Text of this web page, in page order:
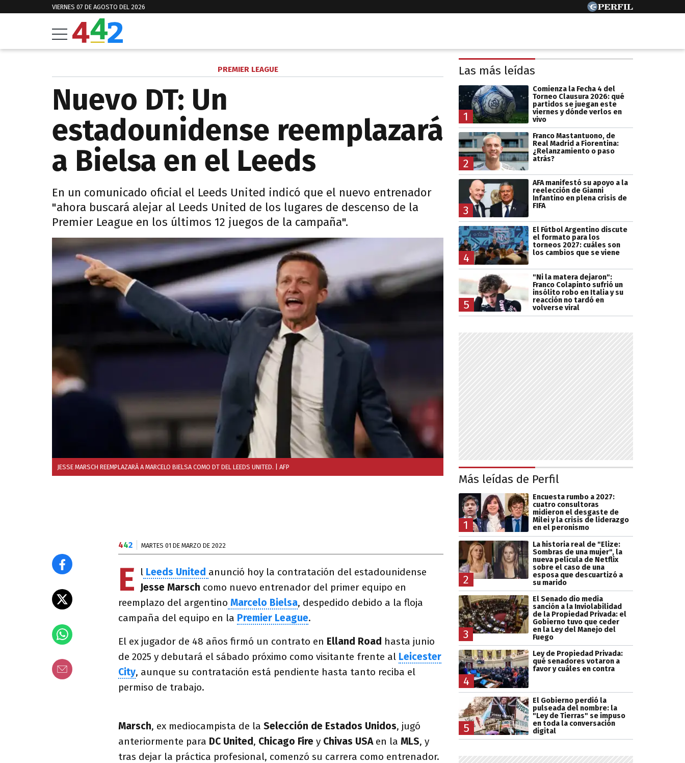
VIERNES 07 DE AGOSTO DEL 2026
PREMIER LEAGUE
Nuevo DT: Un
estadounidense reemplazará
a Bielsa en el Leeds
En un comunicado oficial el Leeds United indicó que el nuevo entrenador
"ahora buscará alejar al Leeds United de los lugares de descenso de la
Premier League en los últimos 12 juegos de la campaña".
JESSE MARSCH REEMPLAZARÁ A MARCELO BIELSA COMO DT DEL LEEDS UNITED. | AFP
442 MARTES 01 DE MARZO DE 2022
E l Leeds United anunció hoy la contratación del estadounidense
Jesse Marsch como nuevo entrenador del primer equipo en
reemplazo del argentino Marcelo Bielsa, despedido debido a la floja
campaña del equipo en la Premier League.
El ex jugador de 48 años firmó un contrato en Elland Road hasta junio
de 2025 y debutará el sábado próximo como visitante frente al Leicester
City, aunque su contratación está pendiente hasta tanto reciba el
permiso de trabajo.
Marsch, ex mediocampista de la Selección de Estados Unidos, jugó
anteriormente para DC United, Chicago Fire y Chivas USA en la MLS, y
tras dejar la práctica profesional, comenzó su carrera como entrenador.
Las más leídas
1
Comienza la Fecha 4 del
Torneo Clausura 2026: qué
partidos se juegan este
viernes y dónde verlos en
vivo
2
Franco Mastantuono, de
Real Madrid a Fiorentina:
¿Relanzamiento o paso
atrás?
3
AFA manifestó su apoyo a la
reelección de Gianni
Infantino en plena crisis de
FIFA
4
El Fútbol Argentino discute
el formato para los
torneos 2027: cuáles son
los cambios que se viene
5
"Ni la matera dejaron":
Franco Colapinto sufrió un
insólito robo en Italia y su
reacción no tardó en
volverse viral
Más leídas de Perfil
1
Encuesta rumbo a 2027:
cuatro consultoras
midieron el desgaste de
Milei y la crisis de liderazgo
en el peronismo
2
La historia real de "Elize:
Sombras de una mujer", la
nueva película de Netflix
sobre el caso de una
esposa que descuartizó a
su marido
3
El Senado dio media
sanción a la Inviolabilidad
de la Propiedad Privada: el
Gobierno tuvo que ceder
en la Ley del Manejo del
Fuego
4
Ley de Propiedad Privada:
qué senadores votaron a
favor y cuáles en contra
5
El Gobierno perdió la
pulseada del nombre: la
"Ley de Tierras" se impuso
en toda la conversación
digital